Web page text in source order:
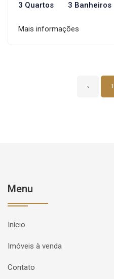
3 Quartos 3 Banheiros
Mais informações
‹ 1
Menu
Início
Imóveis à venda
Contato